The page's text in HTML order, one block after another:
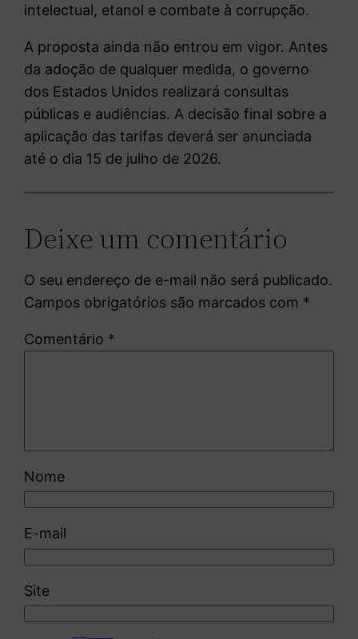
intelectual, etanol e combate à corrupção.
A proposta ainda não entrou em vigor. Antes
da adoção de qualquer medida, o governo
dos Estados Unidos realizará consultas
públicas e audiências. A decisão final sobre a
aplicação das tarifas deverá ser anunciada
até o dia 15 de julho de 2026.
Deixe um comentário
O seu endereço de e-mail não será publicado.
Campos obrigatórios são marcados com *
Comentário *
Nome
E-mail
Site